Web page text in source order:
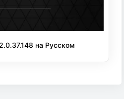
на Русском